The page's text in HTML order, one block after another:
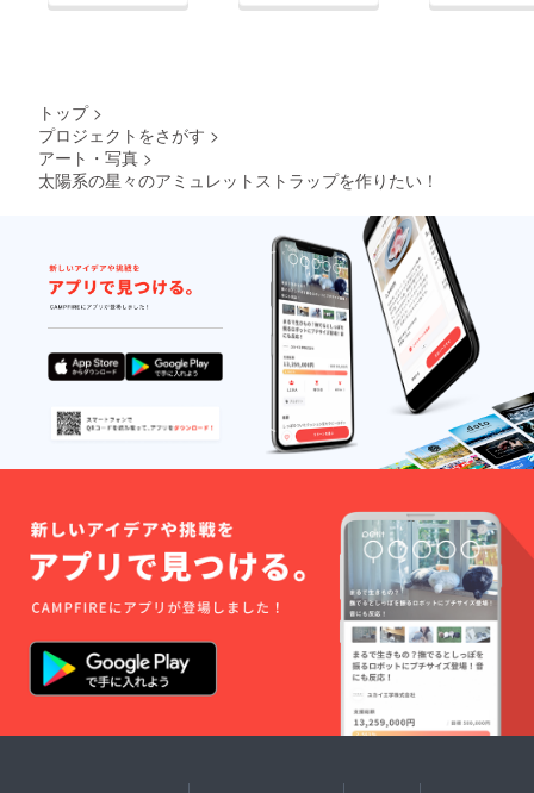
トップ >
プロジェクトをさがす >
アート・写真 >
太陽系の星々のアミュレットストラップを作りたい！